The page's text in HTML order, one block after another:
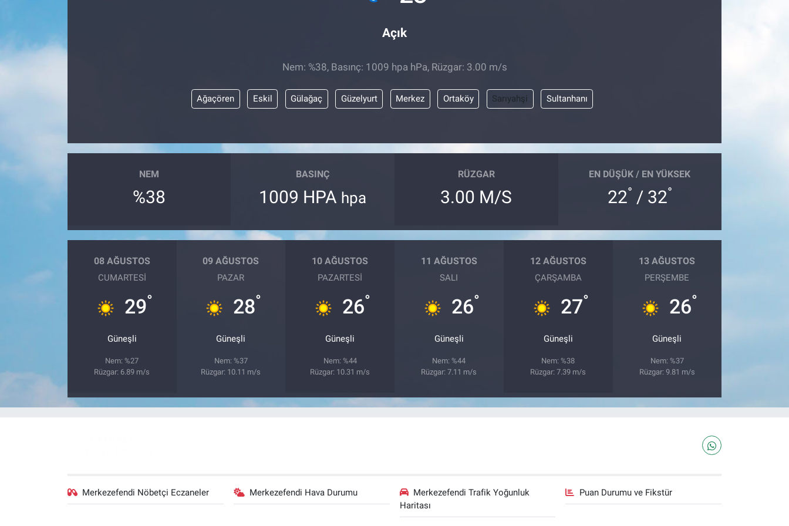
Açık
Nem: %38, Basınç: 1009 hpa hPa, Rüzgar: 3.00 m/s
Ağaçören Eskil Gülağaç Güzelyurt Merkez Ortaköy Sarıyahşi Sultanhanı
NEM
%38
BASINÇ
1009 HPA hpa
RÜZGAR
3.00 M/S
EN DÜŞÜK / EN YÜKSEK
22° / 32°
08 AĞUSTOS
CUMARTESI
29°
Güneşli
Nem: %27
Rüzgar: 6.89 m/s
09 AĞUSTOS
PAZAR
28°
Güneşli
Nem: %37
Rüzgar: 10.11 m/s
10 AĞUSTOS
PAZARTESI
26°
Güneşli
Nem: %44
Rüzgar: 10.31 m/s
11 AĞUSTOS
SALI
26°
Güneşli
Nem: %44
Rüzgar: 7.11 m/s
12 AĞUSTOS
ÇARŞAMBA
27°
Güneşli
Nem: %38
Rüzgar: 7.39 m/s
13 AĞUSTOS
PERŞEMBE
26°
Güneşli
Nem: %37
Rüzgar: 9.81 m/s
Merkezefendi Nöbetçi Eczaneler Merkezefendi Hava Durumu
Merkezefendi Trafik Yoğunluk
Haritası
Puan Durumu ve Fikstür